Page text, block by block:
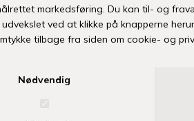
Fri fragt over 399 kr Levering 1-3 hverdage